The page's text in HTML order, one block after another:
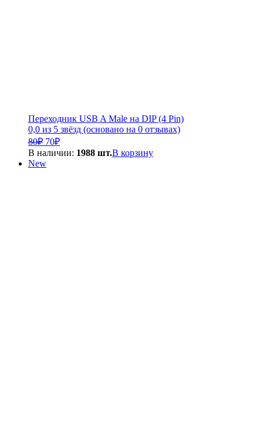
Переходник USB A Male на DIP (4 Pin)
0,0 из 5 звёзд (основано на 0 отзывах)
80₽ Первоначальная
цена
составляла
70₽Текущая
цена:
В наличии: 1988 шт.В корзину
New